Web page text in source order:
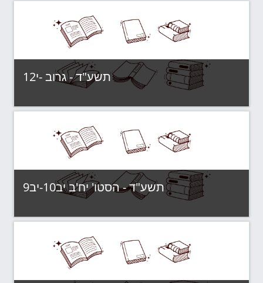
Category:תשע"ד - קבוצות לימוד
View Course
תשע"ד - גרוב -י12
Category:תשע"ד - קבוצות לימוד
View Course
תשע"ד - הסטו' יח'ב יב10-יב9
Category:תשע"ד - קבוצות לימוד
View Course